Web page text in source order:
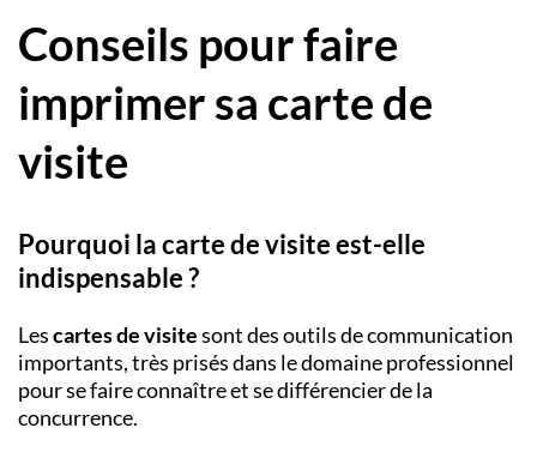
Conseils pour faire
imprimer sa carte de
visite
Pourquoi la carte de visite est-elle
indispensable ?
Lescartes de visitesont des outils de communication
importants, très prisés dans le domaine professionnel
pour se faire connaître et se différencier de la
concurrence.